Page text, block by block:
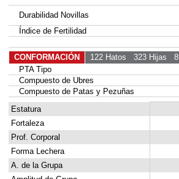
Durabilidad Novillas
Índice de Fertilidad
CONFORMACIÓN
122 Hatos 323 Hijas
PTA Tipo
Compuesto de Ubres
Compuesto de Patas y Pezuñas
Estatura
Fortaleza
Prof. Corporal
Forma Lechera
A. de la Grupa